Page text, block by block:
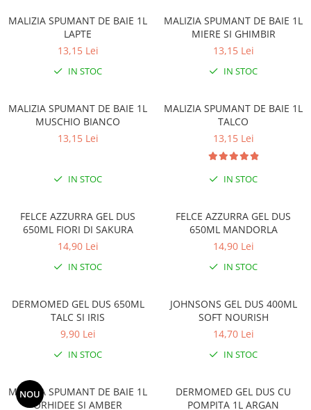
Sac menajer
Solutie de indepartat rugina si
Sare de baie
Tratament pentru par, conditioner
pentru par, masca de par
MALIZIA SPUMANT DE BAIE 1L
LAPTE
13,15 Lei
IN STOC
MALIZIA SPUMANT DE BAIE 1L
MIERE SI GHIMBIR
13,15 Lei
IN STOC
MALIZIA SPUMANT DE BAIE 1L
MUSCHIO BIANCO
13,15 Lei
IN STOC
MALIZIA SPUMANT DE BAIE 1L
TALCO
13,15 Lei
IN STOC
FELCE AZZURRA GEL DUS
650ML FIORI DI SAKURA
14,90 Lei
IN STOC
FELCE AZZURRA GEL DUS
650ML MANDORLA
14,90 Lei
IN STOC
DERMOMED GEL DUS 650ML
TALC SI IRIS
9,90 Lei
IN STOC
JOHNSONS GEL DUS 400ML
SOFT NOURISH
14,70 Lei
IN STOC
NOU
MALIZIA SPUMANT DE BAIE 1L
ORHIDEE SI AMBER
DERMOMED GEL DUS CU
POMPITA 1L ARGAN